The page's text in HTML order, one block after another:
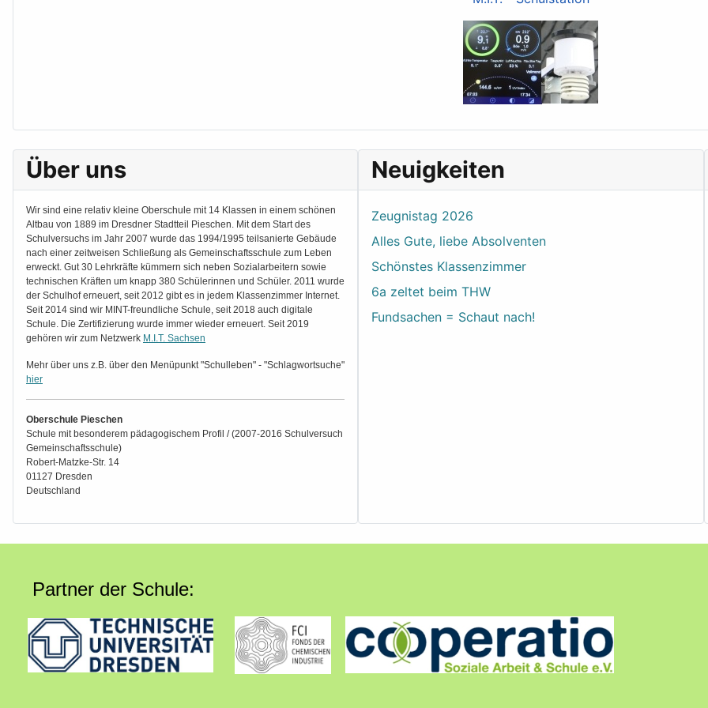
Über uns
Wir sind eine relativ kleine Oberschule mit 14 Klassen in einem schönen
Altbau von 1889 im Dresdner Stadtteil Pieschen. Mit dem Start des
Schulversuchs im Jahr 2007 wurde das 1994/1995 teilsanierte Gebäude
nach einer zeitweisen Schließung als Gemeinschaftsschule zum Leben
erweckt. Gut 30 Lehrkräfte kümmern sich neben Sozialarbeitern sowie
technischen Kräften um knapp 380 Schülerinnen und Schüler. 2011 wurde
der Schulhof erneuert, seit 2012 gibt es in jedem Klassenzimmer Internet.
Seit 2014 sind wir MINT-freundliche Schule, seit 2018 auch digitale
Schule. Die Zertifizierung wurde immer wieder erneuert. Seit 2019
gehören wir zum Netzwerk M.I.T. Sachsen
Mehr über uns z.B. über den Menüpunkt "Schulleben" - "Schlagwortsuche"
hier
Oberschule Pieschen
Schule mit besonderem pädagogischem Profil / (2007-2016 Schulversuch
Gemeinschaftsschule)
Robert-Matzke-Str. 14
01127 Dresden
Deutschland
Neuigkeiten
Zeugnistag 2026
Alles Gute, liebe Absolventen
Schönstes Klassenzimmer
6a zeltet beim THW
Fundsachen = Schaut nach!
Partner der Schule: